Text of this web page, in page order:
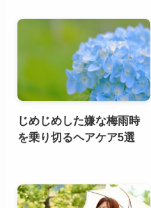
じめじめした嫌な梅雨時
を乗り切るヘアケア5選